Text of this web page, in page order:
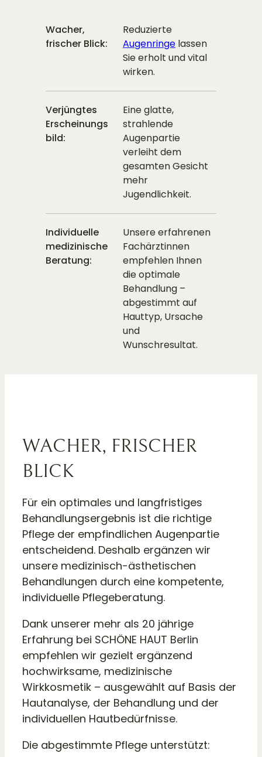
Wacher,
frischer Blick:
Reduzierte
Augenringe lassen
Sie erholt und vital
wirken.
Verjüngtes
Erscheinungs
bild:
Eine glatte,
strahlende
Augenpartie
verleiht dem
gesamten Gesicht
mehr
Jugendlichkeit.
Individuelle
medizinische
Beratung:
Unsere erfahrenen
Fachärztinnen
empfehlen Ihnen
die optimale
Behandlung –
abgestimmt auf
Hauttyp, Ursache
und
Wunschresultat.
WACHER, FRISCHER
BLICK
Für ein optimales und langfristiges
Behandlungsergebnis ist die richtige
Pflege der empfindlichen Augenpartie
entscheidend. Deshalb ergänzen wir
unsere medizinisch-ästhetischen
Behandlungen durch eine kompetente,
individuelle Pflegeberatung.
Dank unserer mehr als 20 jährige
Erfahrung bei SCHÖNE HAUT Berlin
empfehlen wir gezielt ergänzend
hochwirksame, medizinische
Wirkkosmetik – ausgewählt auf Basis der
Hautanalyse, der Behandlung und der
individuellen Hautbedürfnisse.
Die abgestimmte Pflege unterstützt: